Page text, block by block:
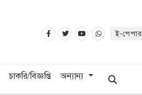
ই-পেপার
চাকরি/বিজ্ঞপ্তি অন্যান্য